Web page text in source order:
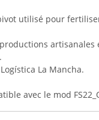
utilisé pour
artisanales
La Mancha.
avec le mod